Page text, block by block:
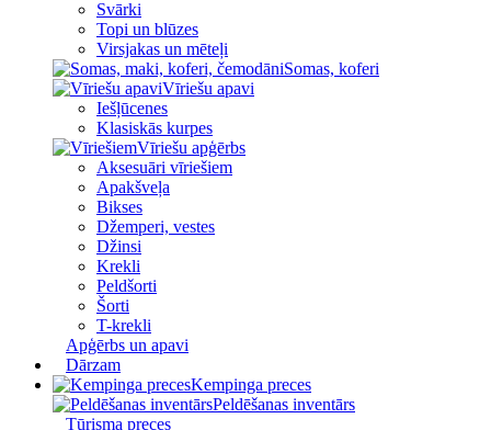
Svārki
Topi un blūzes
Virsjakas un mēteļi
Somas, koferi
Vīriešu apavi
Iešļūcenes
Klasiskās kurpes
Vīriešu apģērbs
Aksesuāri vīriešiem
Apakšveļa
Bikses
Džemperi, vestes
Džinsi
Krekli
Peldšorti
Šorti
T-krekli
Apģērbs un apavi
Dārzam
Kempinga preces
Peldēšanas inventārs
Tūrisma preces